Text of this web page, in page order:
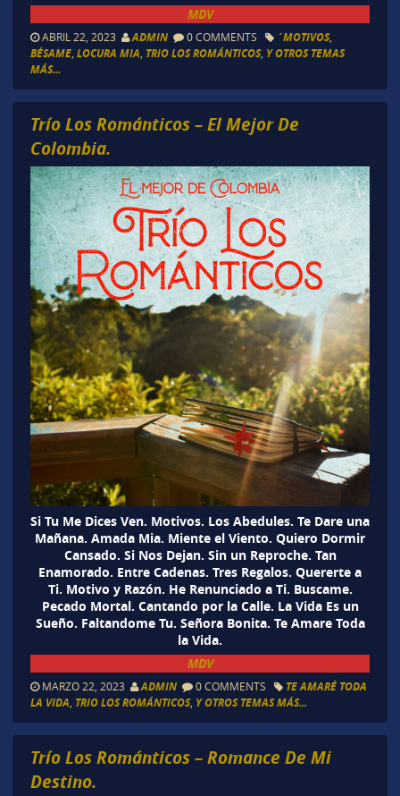
MDV
ABRIL 22, 2023 ADMIN 0 COMMENTS ´MOTIVOS,
BÉSAME, LOCURA MIA, TRIO LOS ROMÁNTICOS, Y OTROS TEMAS
MÁS...
Trío Los Románticos – El Mejor De
Colombia.
Si Tu Me Dices Ven. Motivos. Los Abedules. Te Dare una
Mañana. Amada Mia. Miente el Viento. Quiero Dormir
Cansado. Si Nos Dejan. Sin un Reproche. Tan
Enamorado. Entre Cadenas. Tres Regalos. Quererte a
Ti. Motivo y Razón. He Renunciado a Ti. Buscame.
Pecado Mortal. Cantando por la Calle. La Vida Es un
Sueño. Faltandome Tu. Señora Bonita. Te Amare Toda
la Vida.
MDV
MARZO 22, 2023 ADMIN 0 COMMENTS
TE AMARÉ TODA
LA VIDA, TRIO LOS ROMÁNTICOS, Y OTROS TEMAS MÁS...
Trío Los Románticos – Romance De Mi
Destino.